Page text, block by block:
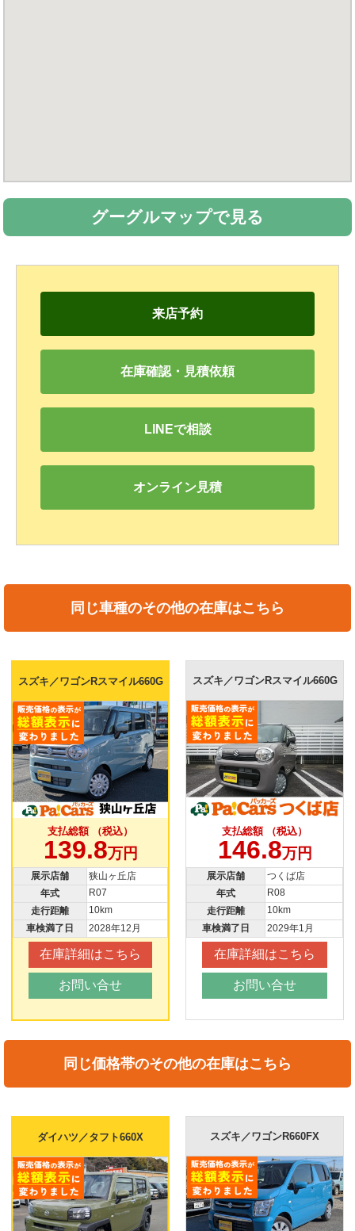
グーグルマップで見る
来店予約
在庫確認・見積依頼
LINEで相談
オンライン見積
同じ車種のその他の在庫はこちら
スズキ／ワゴンRスマイル660G
支払総額 （税込）
139.8万円
展示店舗
狭山ヶ丘店
年式
R07
走行距離
10km
車検満了日
2028年12月
在庫詳細はこちら
お問い合せ
スズキ／ワゴンRスマイル660G
支払総額 （税込）
146.8万円
展示店舗
つくば店
年式
R08
走行距離
10km
車検満了日
2029年1月
在庫詳細はこちら
お問い合せ
同じ価格帯のその他の在庫はこちら
ダイハツ／タフト660X スズキ／ワゴンR660FX